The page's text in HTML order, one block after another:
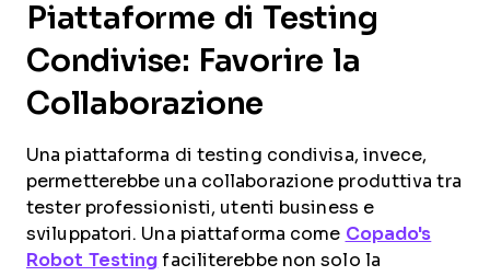
Piattaforme di Testing
Condivise: Favorire la
Collaborazione
Una piattaforma di testing condivisa, invece,
permetterebbe una collaborazione produttiva tra
tester professionisti, utenti business e
sviluppatori. Una piattaforma come Copado's
Robot Testing faciliterebbe non solo la